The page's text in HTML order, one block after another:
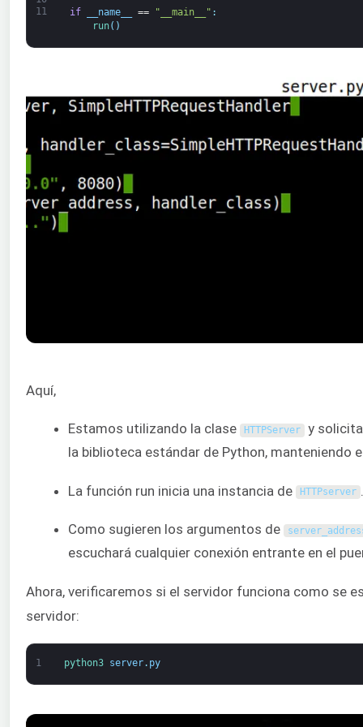
11
if __name__ == "__main__" :
run( )
Aquí,
Estamos utilizando la clase HTTPServer y
la biblioteca estándar de Python, manteniendo
La función run inicia una instancia de HTTPserver .
Como sugieren los argumentos de
escuchará cualquier conexión entrante en el
Ahora, verificaremos si el servidor funciona como se
servidor:
1 python3 server. py